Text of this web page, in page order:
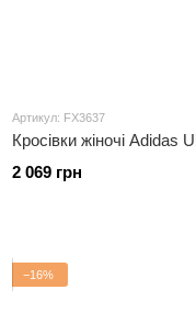
Артикул: FX3637
Кросівки жіночі Adidas
2 069 грн
−16%